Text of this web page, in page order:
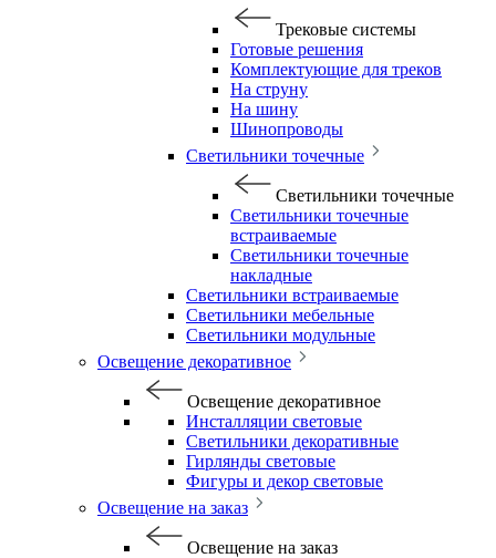
Трековые системы
Готовые решения
Комплектующие для треков
На струну
На шину
Шинопроводы
Светильники точечные
Светильники точечные
Светильники точечные
встраиваемые
Светильники точечные
накладные
Светильники встраиваемые
Светильники мебельные
Светильники модульные
Освещение декоративное
Освещение декоративное
Инсталляции световые
Светильники декоративные
Гирлянды световые
Фигуры и декор световые
Освещение на заказ
Освещение на заказ